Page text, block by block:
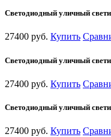
Светодиодный уличный
27400 руб. Купить
Светодиодный уличный
27400 руб. Купить
Светодиодный уличный
27400 руб. Купить